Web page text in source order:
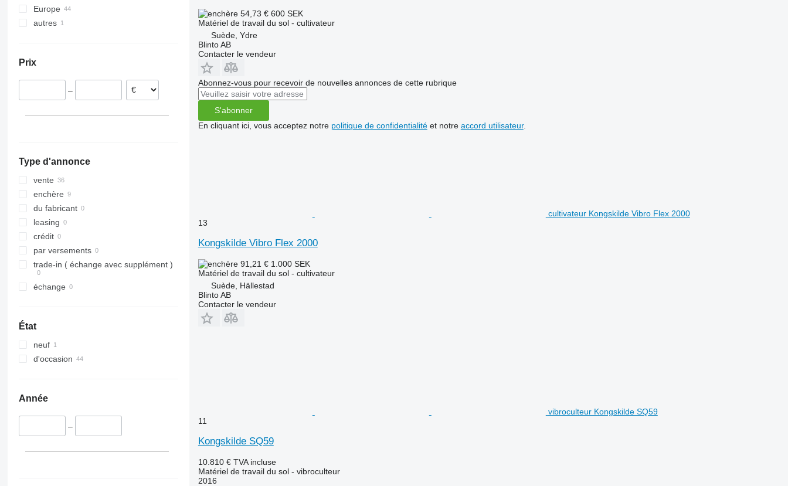
Tbes
Vari-Master
RN
RS
Korund
Kristall
VariDiamant
VariOpal
Jolly
L-series
Sturmvogel
Sunbird
Europe
Allemagne
France
Norvège
autres
Prix
–
Type d'annonce
vente
enchère
du fabricant
leasing
crédit
par versements
trade-in ( échange avec supplément )
échange
État
neuf
d'occasion
Année
–
54,73 € 600 SEK
Matériel de travail du sol - cultivateur
Suède, Ydre
Blinto AB
Contacter le vendeur
Abonnez-vous pour recevoir de nouvelles annonces de cette rubrique
S'abonner
En cliquant ici, vous acceptez notre politique de confidentialitéet notre accord utilisateur.
cultivateur Kongskilde Vibro Flex 2000
13
Kongskilde Vibro Flex 2000
91,21 € 1.000 SEK
Matériel de travail du sol - cultivateur
Suède, Hällestad
Blinto AB
Contacter le vendeur
vibroculteur Kongskilde SQ59
11
Kongskilde SQ59
10.810 € TVA incluse
Matériel de travail du sol - vibroculteur
2016